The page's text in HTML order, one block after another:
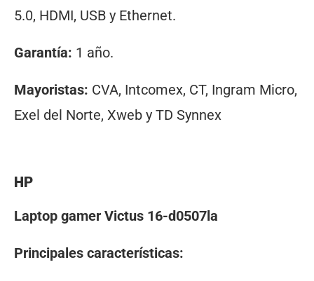
5.0, HDMI, USB y Ethernet.
Garantía: 1 año.
Mayoristas: CVA, Intcomex, CT, Ingram Micro,
Exel del Norte, Xweb y TD Synnex
HP
Laptop gamer Victus 16-d0507la
Principales características: